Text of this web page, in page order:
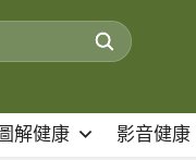
圖解健康 影音健康